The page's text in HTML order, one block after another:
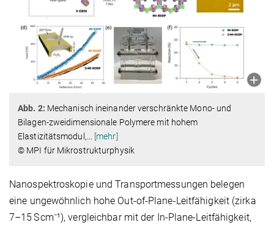
Abb. 2: Mechanisch ineinander verschränkte Mono- und
Bilagen-zweidimensionale Polymere mit hohem
Elastizitätsmodul,
[mehr]
© MPI für Mikrostrukturphysik
Nanospektroskopie und Transportmessungen belegen
eine ungewöhnlich hohe Out-of-Plane-Leitfähigkeit (zirka
7–15 S cm⁻¹), vergleichbar mit der In-Plane-Leitfähigkeit,